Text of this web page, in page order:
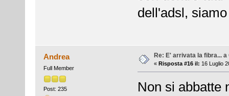
dell'adsl,
Andrea
Full Member
Post: 235
Re: E' arrivata la fibra... a
« Risposta #16 il: 16 Luglio
Non si abbatte